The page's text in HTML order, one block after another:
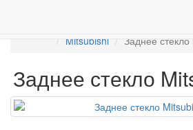
Mitsubishi
Заднее
Заднее стекло